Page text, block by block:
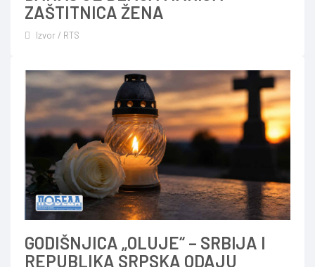
ZAŠTITNICA ŽENA
Izvor / RTS
GODIŠNJICA „OLUJE“ – SRBIJA I
REPUBLIKA SRPSKA ODAJU